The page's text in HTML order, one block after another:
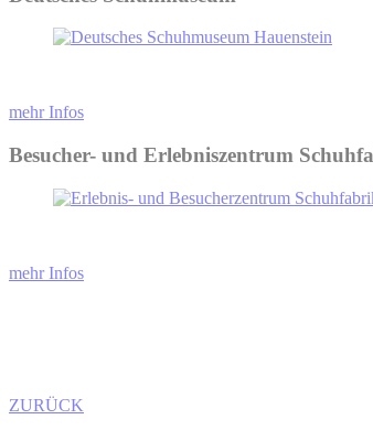
mehr Infos
Besucher- und Erlebniszentrum
mehr Infos
ZURÜCK